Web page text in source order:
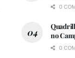
0
no
0